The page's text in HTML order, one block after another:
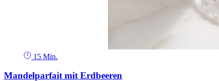
15 Min.
Mandelparfait mit Erdbeeren